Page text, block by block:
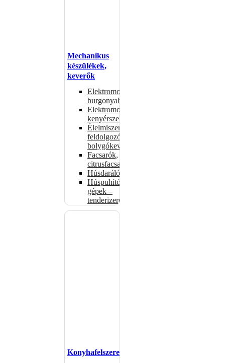
Mechanikus
készülékek,
keverők
Elektromos
burgonyahámozók
Elektromos
kenyérszeletelők
Élelmiszer-
feldolgozók –
bolygókeverők
Facsarók,
citrusfacsarók
Húsdarálók
Húspuhító
gépek –
tenderizerek
Konyhafelszerelés